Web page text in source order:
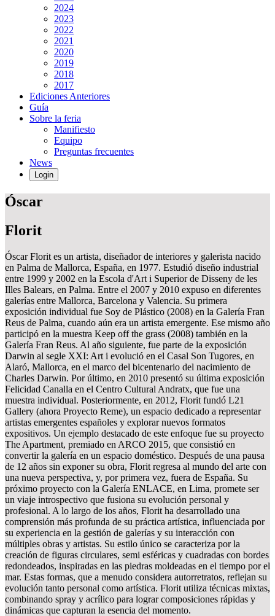
2024
2023
2022
2021
2020
2019
2018
2017
Ediciones Anteriores
Guía
Sobre la feria
Manifiesto
Equipo
Preguntas frecuentes
News
Login
Óscar
Florit
Óscar Florit es un artista, diseñador de interiores y galerista nacido
en Palma de Mallorca, España, en 1977. Estudió diseño industrial
entre 1999 y 2002 en la Escola d'Art i Superior de Disseny de les
Illes Balears, en Palma. Entre el 2007 y 2010 expuso en diferentes
galerías entre Mallorca, Barcelona y Valencia. Su primera
exposición individual fue Soy de Plástico (2008) en la Galería Fran
Reus de Palma, cuando aún era un artista emergente. Ese mismo año
participó en la muestra Keep off the grass (2008) también en la
Galería Fran Reus. Al año siguiente, fue parte de la exposición
Darwin al segle XXI: Art i evolució en el Casal Son Tugores, en
Alaró, Mallorca, en el marco del bicentenario del nacimiento de
Charles Darwin. Por último, en 2010 presentó su última exposición
Felicidad Canalla en el Centro Cultural Andratx, que fue una
muestra individual. Posteriormente, en 2012, Florit fundó L21
Gallery (ahora Proyecto Reme), un espacio dedicado a representar
artistas emergentes españoles y explorar nuevos formatos
expositivos. Un ejemplo destacado de este enfoque fue su proyecto
The Apartment, premiado en ARCO 2015, que consistió en
convertir la galería en un espacio doméstico. Después de una pausa
de 12 años sin exponer su obra, Florit regresa al mundo del arte con
una nueva perspectiva, y, por primera vez, fuera de España. Su
próximo proyecto con la Galería ENLACE, en Lima, promete ser
un viaje introspectivo que fusiona su evolución personal y
profesional. A lo largo de los años, Florit ha desarrollado una
comprensión más profunda de su práctica artística, influenciada por
su experiencia en la gestión de galerías y su interacción con
múltiples obras y artistas. Su estilo único se caracteriza por la
creación de figuras circulares, semi esféricas y cuadradas con bordes
redondeados, inspiradas en las piedras moldeadas en el tiempo por el
mar. Estas formas, que a menudo considera autorretratos, reflejan su
evolución tanto personal como artística. Florit utiliza técnicas mixtas,
combinando spray y acrílico para lograr composiciones rápidas y
dinámicas que capturan la esencia del momento.